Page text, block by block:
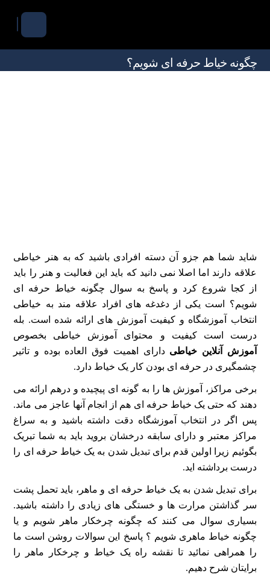
چگونه خیاط حرفه ای شویم؟
شاید شما هم جزو آن دسته افرادی باشید که به هنر خیاطی
علاقه دارند اما اصلا نمی دانید که باید این فعالیت و هنر را باید
از کجا شروع کرد و پاسخ به سوال چگونه خیاط حرفه ای
شویم؟ است یکی از دغدغه های افراد علاقه مند به خیاطی
انتخاب آموزشگاه و کیفیت آموزش های ارائه شده است. بله
درست است کیفیت و محتوای آموزش خیاطی بخصوص
آموزش آنلاین خیاطی دارای اهمیت فوق العاده بوده و تاثیر
چشمگیری در حرفه ای بودن کار یک خیاط دارد.
برخی مراکز، آموزش ها را به گونه ای پیچیده و درهم ارائه می
دهند که حتی یک خیاط حرفه ای هم از انجام آنها عاجز می ماند.
پس اگر در انتخاب آموزشگاه دقت داشته باشید و به سراغ
مراکز معتبر و دارای سابقه درخشان بروید باید به شما تبریک
بگوئیم زیرا اولین قدم برای تبدیل شدن به یک خیاط حرفه ای را
درست برداشته اید.
برای تبدیل شدن به یک خیاط حرفه ای و ماهر، باید تحمل پشت
سر گذاشتن مرارت ها و خستگی های زیادی را داشته باشید.
بسیاری سوال می کنند که چگونه چرخکار ماهر شویم و یا
چگونه خیاط ماهری شویم ؟ پاسخ این سوالات روشن است ما
را همراهی نمائید تا نقشه راه یک خیاط و چرخکار ماهر را
برایتان شرح دهیم.